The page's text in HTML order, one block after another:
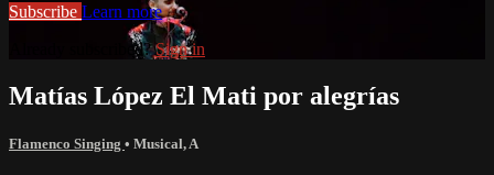
Subscribe Learn more
Already subscribed?Sign in
Matías López El Mati por alegrías
Flamenco Singing • Musical, A